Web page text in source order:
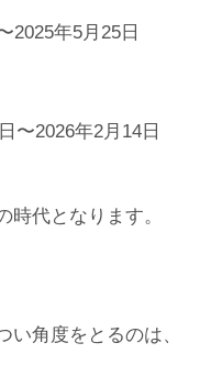
2025年5月25日
〜2026年2月14日
時代となります。
い角度をとるのは、